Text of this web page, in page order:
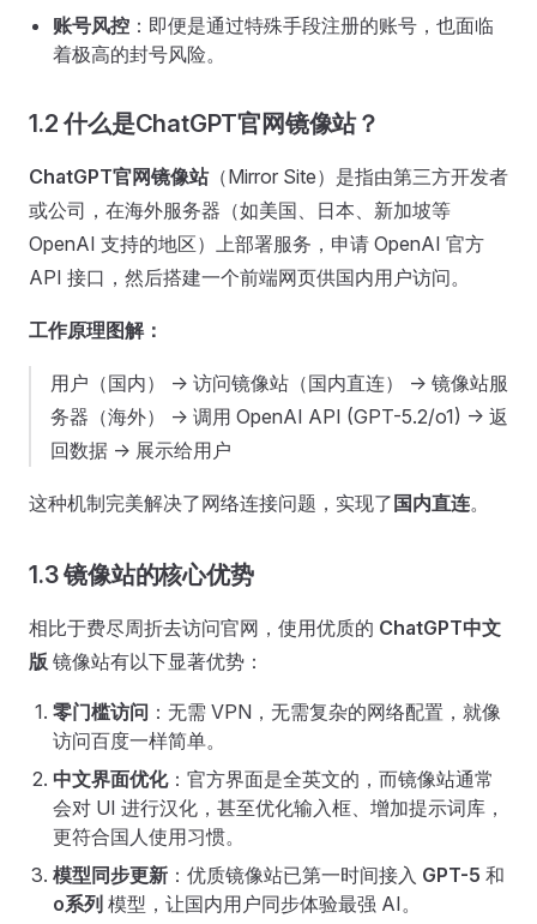
账号风控 ：即便是通过特殊手段注册的账号，也面临
着极高的封号风险。
1.2 什么是ChatGPT官网镜像站？
ChatGPT官网镜像站（Mirror Site）是指由第三方开发者
或公司，在海外服务器（如美国、日本、新加坡等
OpenAI 支持的地区）上部署服务，申请 OpenAI 官方
API 接口，然后搭建一个前端网页供国内用户访问。
工作原理图解：
用户（国内） -> 访问镜像站（国内直连） -> 镜像站服
务器（海外） -> 调用 OpenAI API (GPT-5.2/o1) -> 返
回数据 -> 展示给用户
这种机制完美解决了网络连接问题，实现了 国内直连。
1.3 镜像站的核心优势
相比于费尽周折去访问官网，使用优质的 ChatGPT中文
版 镜像站有以下显著优势：
零门槛访问 ：无需 VPN，无需复杂的网络配置，就像
访问百度一样简单。
中文界面优化：官方界面是全英文的，而镜像站通常
会对 UI 进行汉化，甚至优化输入框、增加提示词库，
更符合国人使用习惯。
模型同步更新 ：优质镜像站已第一时间接入 GPT-5 和
o系列 模型，让国内用户同步体验最强 AI。